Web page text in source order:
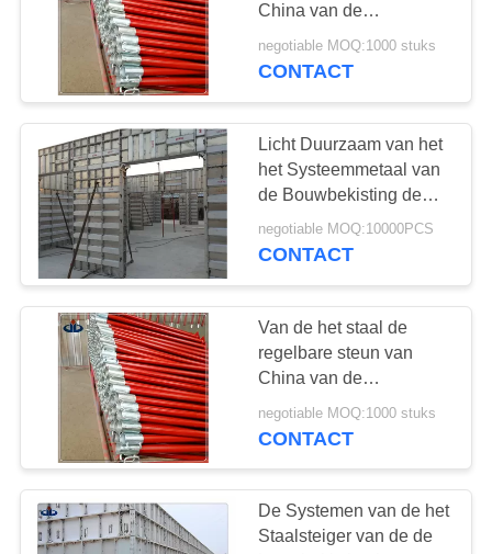
China van de
Bouwsteunen in het
groot Regelbare van het
Regelbare Steun
negotiable MOQ:1000 stuks
CONTACT
Licht Duurzaam van het
het Systeemmetaal van
de Bouwbekisting de
Muurcomité
Bekistingssysteem
negotiable MOQ:10000PCS
CONTACT
Van de het staal de
regelbare steun van
China van de
Bouwsteunen in het
groot Regelbare van het
Regelbare Steun
negotiable MOQ:1000 stuks
CONTACT
De Systemen van de het
Staalsteiger van de de